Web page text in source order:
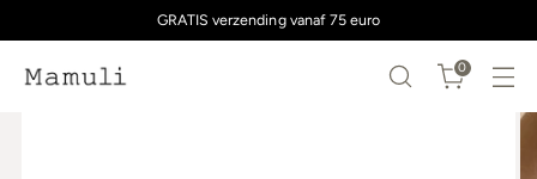
0
GRATIS verzending vanaf 75 euro